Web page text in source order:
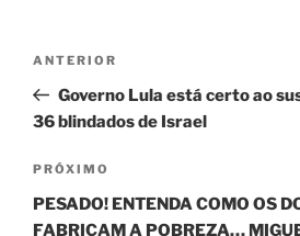
Post
Post
anterior
ANTERIOR
Governo Lula está certo ao
36 blindados de Israel
Próximo
post
PRÓXIMO
PESADO! ENTENDA COMO OS
FABRICAM A POBREZA…